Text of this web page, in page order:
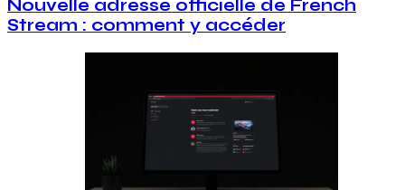
Nouvelle adresse officielle de French
Stream : comment y accéder